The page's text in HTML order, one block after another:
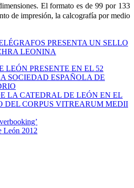
El formato es de 99 por 133
de impresión, la calcografía por medio
PRESENTA UN SELLO
LEONINA
LEÓN PRESENTE EN EL 52
SOCIEDAD ESPAÑOLA DE
LA CATEDRAL DE LEÓN EN EL
DEL CORPUS VITREARUM MEDII
León 2012